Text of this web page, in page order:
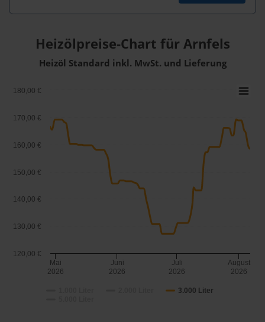
Heizölpreise-Chart für Arnfels
Heizöl Standard inkl. MwSt. und Lieferung
3.000 Liter
Mai
2026
Juni
2026
Juli
2026
August
2026
120,00 €
130,00 €
140,00 €
150,00 €
160,00 €
170,00 €
180,00 €